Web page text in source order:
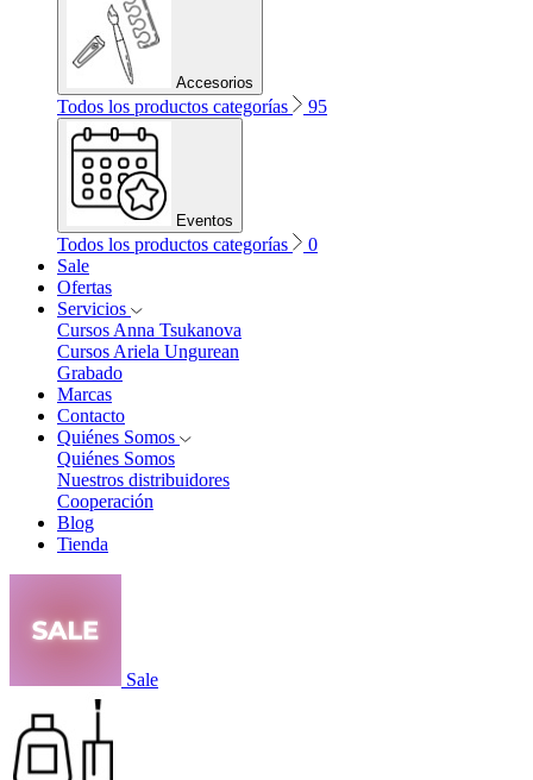
Accesorios
Todos los productos categorías 95
Eventos
Todos los productos categorías
0
Sale
Ofertas
Servicios
Cursos Anna Tsukanova
Cursos Ariela Ungurean
Grabado
Marcas
Contacto
Quiénes Somos
Quiénes Somos
Nuestros distribuidores
Cooperación
Blog
Tienda
Sale